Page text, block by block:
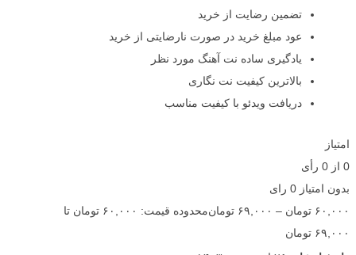
تضمین رضایت از خرید
عود مبلغ خرید در صورت نارضایتی از خرید
یادگیری ساده نت آهنگ مورد نظر
بالاترین کیفیت نت نگاری
دریافت ویدئو با کیفیت مناسب
امتیاز
0 از 0 رأی
بدون امتیاز 0 رای
۶۰,۰۰۰ تومان – ۶۹,۰۰۰ تومان
محدوده قیمت: ۶۰,۰۰۰ تومان تا
۶۹,۰۰۰ تومان